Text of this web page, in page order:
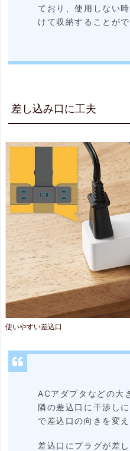
ており、使用しない
けて収納することがで
差し込み口に工夫
使いやすい差込口
ACアダプタなどの大
隣の差込口に干渉し
で差込口の向きを変
差込口にプラグが差